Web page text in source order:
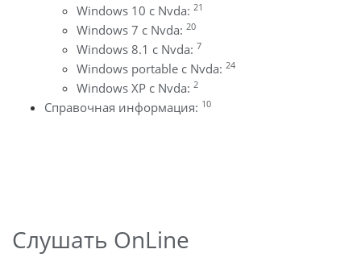
Windows 10 с Nvda: 21
Windows 7 с Nvda: 20
Windows 8.1 с Nvda: 7
Windows portable с Nvda: 24
Windows XP с Nvda: 2
Справочная информация: 10
Слушать OnLine